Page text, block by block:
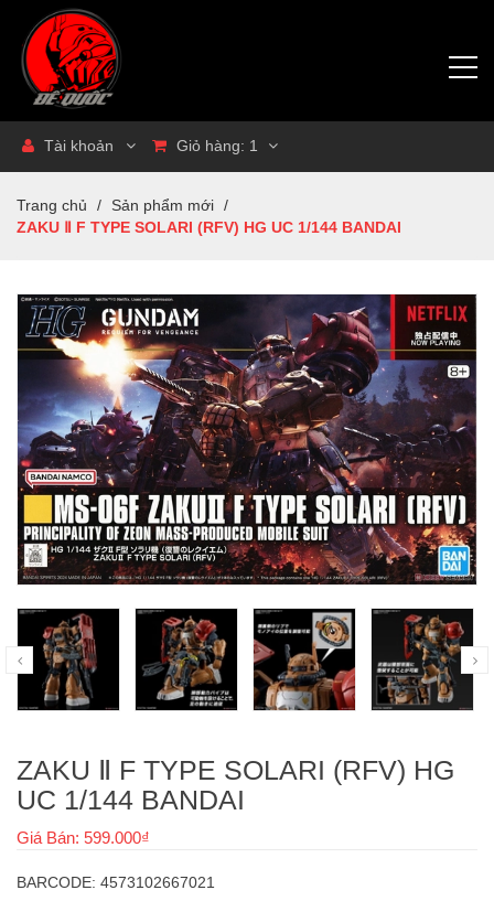
Tài khoản Giỏ hàng: 1
Trang chủ / Sản phẩm mới /
ZAKU Ⅱ F TYPE SOLARI (RFV) HG UC 1/144 BANDAI
ZAKU Ⅱ F TYPE SOLARI (RFV) HG
UC 1/144 BANDAI
Giá Bán: 599.000₫
BARCODE: 4573102667021